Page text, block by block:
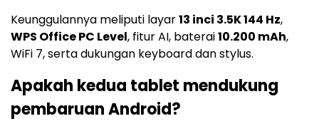
Keunggulannya meliputi layar13 inci 3.5K 144 Hz,
WPS Office PC Level, fitur AI, baterai10.200 mAh,
WiFi 7, serta dukungan keyboard dan stylus.
Apakah kedua tablet mendukung
pembaruan Android?